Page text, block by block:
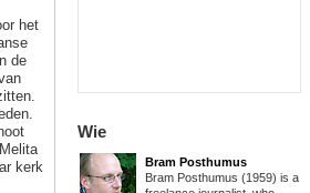
het
de
kerk
Wie
Bram Posthumus
Bram Posthumus (1959) is a